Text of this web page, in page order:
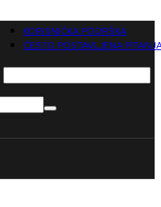
KORISNIČKA PODRŠKA
ČESTO POSTAVLJENA